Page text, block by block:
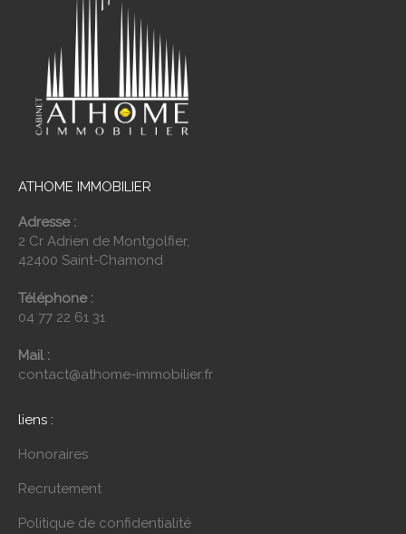
ATHOME IMMOBILIER
Adresse :
2 Cr Adrien de Montgolfier,
42400 Saint-Chamond
Téléphone :
04 77 22 61 31
Mail :
contact@athome-immobilier.fr
liens :
Honoraires
Recrutement
Politique de confidentialité